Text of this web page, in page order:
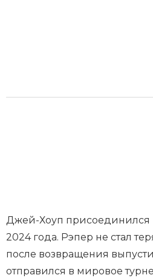
Джей-Хоуп присоединился
2024 года. Рэпер не стал
после возвращения
отправился в мировое